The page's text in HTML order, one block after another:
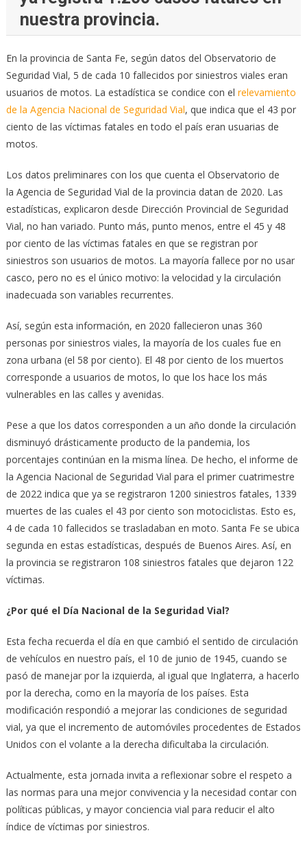
nuestra provincia.
En la provincia de Santa Fe, según datos del Observatorio de
Seguridad Vial, 5 de cada 10 fallecidos por siniestros viales eran
usuarios de motos. La estadística se condice con el relevamiento
de la Agencia Nacional de Seguridad Vial, que indica que el 43 por
ciento de las víctimas fatales en todo el país eran usuarias de
motos.
Los datos preliminares con los que cuenta el Observatorio de
la Agencia de Seguridad Vial de la provincia datan de 2020. Las
estadísticas, explicaron desde Dirección Provincial de Seguridad
Vial, no han variado. Punto más, punto menos, entre el 45 y 48
por ciento de las víctimas fatales en que se registran por
siniestros son usuarios de motos. La mayoría fallece por no usar
casco, pero no es el único motivo: la velocidad y la circulación
inadecuada son variables recurrentes.
Así, según esta información, en 2020 fallecieron unas 360
personas por siniestros viales, la mayoría de los cuales fue en
zona urbana (el 58 por ciento). El 48 por ciento de los muertos
corresponde a usuarios de motos, lo que los hace los más
vulnerables en las calles y avenidas.
Pese a que los datos corresponden a un año donde la circulación
disminuyó drásticamente producto de la pandemia, los
porcentajes continúan en la misma línea. De hecho, el informe de
la Agencia Nacional de Seguridad Vial para el primer cuatrimestre
de 2022 indica que ya se registraron 1200 siniestros fatales, 1339
muertes de las cuales el 43 por ciento son motociclistas. Esto es,
4 de cada 10 fallecidos se trasladaban en moto. Santa Fe se ubica
segunda en estas estadísticas, después de Buenos Aires. Así, en
la provincia se registraron 108 siniestros fatales que dejaron 122
víctimas.
¿Por qué el Día Nacional de la Seguridad Vial?
Esta fecha recuerda el día en que cambió el sentido de circulación
de vehículos en nuestro país, el 10 de junio de 1945, cuando se
pasó de manejar por la izquierda, al igual que Inglaterra, a hacerlo
por la derecha, como en la mayoría de los países. Esta
modificación respondió a mejorar las condiciones de seguridad
vial, ya que el incremento de automóviles procedentes de Estados
Unidos con el volante a la derecha dificultaba la circulación.
Actualmente, esta jornada invita a reflexionar sobre el respeto a
las normas para una mejor convivencia y la necesidad contar con
políticas públicas, y mayor conciencia vial para reducir el alto
índice de víctimas por siniestros.